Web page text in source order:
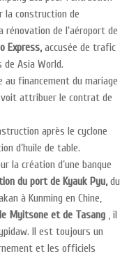
la construction de
rénovation de l’aéroport de
Express, accusée de trafic
Asia World.
au financement du mariage
voit attribuer le contrat de
après le cyclone
d’huile de table.
la création d’une banque
du port de Kyauk Pyu, du
à Kunming en Chine,
Myitsone et de Tasang , il
Il est toujours un
et les officiels